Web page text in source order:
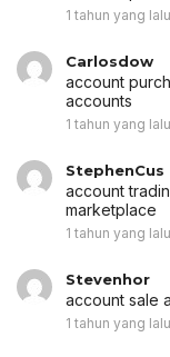
1 tahun yang lalu
Carlosdow
account
accounts
1 tahun yang lalu
StephenCus
account
marketplace
1 tahun yang lalu
Stevenhor
account sale
1 tahun yang lalu